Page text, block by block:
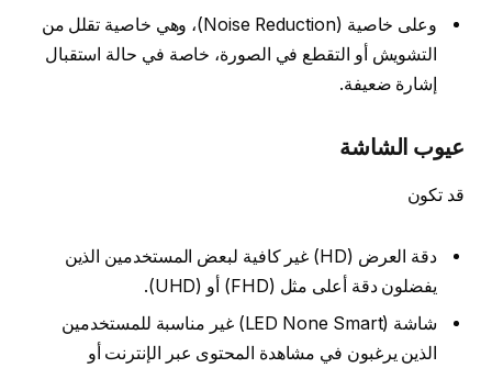
وعلى خاصية (Noise Reduction)، وهي خاصية تقلل من
التشويش أو التقطع في الصورة، خاصة في حالة استقبال
إشارة ضعيفة.
عيوب الشاشة
قد تكون
دقة العرض (HD) غير كافية لبعض المستخدمين الذين
يفضلون دقة أعلى مثل (FHD) أو (UHD).
شاشة (LED None Smart) غير مناسبة للمستخدمين
الذين يرغبون في مشاهدة المحتوى عبر الإنترنت أو